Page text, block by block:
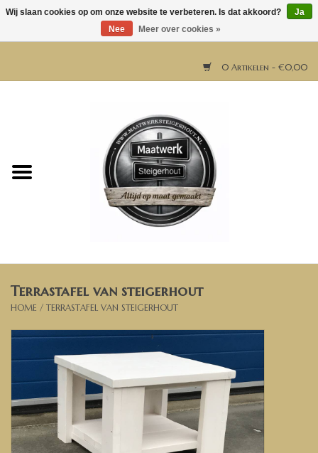
0 Artikelen - €0,00
Horeca meubels
Bartafels
Banken, stoelen &
Hoekbanken
Plantenbakken
Terrastafel van steigerhout
HOME / TERRASTAFEL VAN STEIGERHOUT
Wij slaan cookies op om onze website te verbeteren. Is dat akkoord?
Ja
Nee
Meer over cookies »